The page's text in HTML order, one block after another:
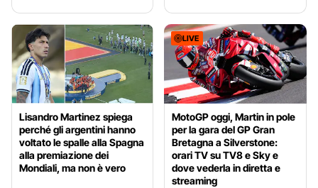
Lisandro Martinez spiega
perché gli argentini hanno
voltato le spalle alla Spagna
alla premiazione dei
Mondiali, ma non è vero
LIVE
MotoGP oggi, Martin in pole
per la gara del GP Gran
Bretagna a Silverstone:
orari TV su TV8 e Sky e
dove vederla in diretta e
streaming